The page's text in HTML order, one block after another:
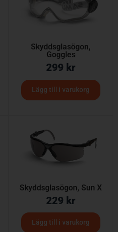
Skyddsglasögon,
Goggles
299 kr
Lägg till i varukorg
Skyddsglasögon, Sun X
229 kr
Lägg till i varukorg